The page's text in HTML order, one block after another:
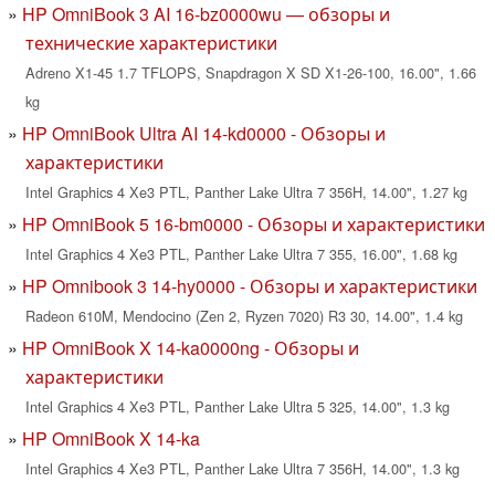
HP OmniBook 3 AI 16-bz0000wu — обзоры и
технические характеристики
Adreno X1-45 1.7 TFLOPS, Snapdragon X SD X1-26-100, 16.00", 1.66
kg
HP OmniBook Ultra AI 14-kd0000 - Обзоры и
характеристики
Intel Graphics 4 Xe3 PTL, Panther Lake Ultra 7 356H, 14.00", 1.27 kg
HP OmniBook 5 16-bm0000 - Обзоры и характеристики
Intel Graphics 4 Xe3 PTL, Panther Lake Ultra 7 355, 16.00", 1.68 kg
HP Omnibook 3 14-hy0000 - Обзоры и характеристики
Radeon 610M, Mendocino (Zen 2, Ryzen 7020) R3 30, 14.00", 1.4 kg
HP OmniBook X 14-ka0000ng - Обзоры и
характеристики
Intel Graphics 4 Xe3 PTL, Panther Lake Ultra 5 325, 14.00", 1.3 kg
HP OmniBook X 14-ka
Intel Graphics 4 Xe3 PTL, Panther Lake Ultra 7 356H, 14.00", 1.3 kg